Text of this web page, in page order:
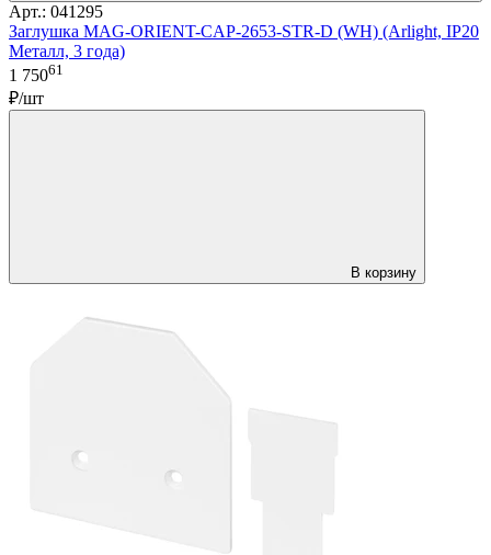
Арт.: 041295
Заглушка MAG-ORIENT-CAP-2653-STR-D (WH) (Arlight, IP20
Металл, 3 года)
1 75061
₽/шт
В корзину